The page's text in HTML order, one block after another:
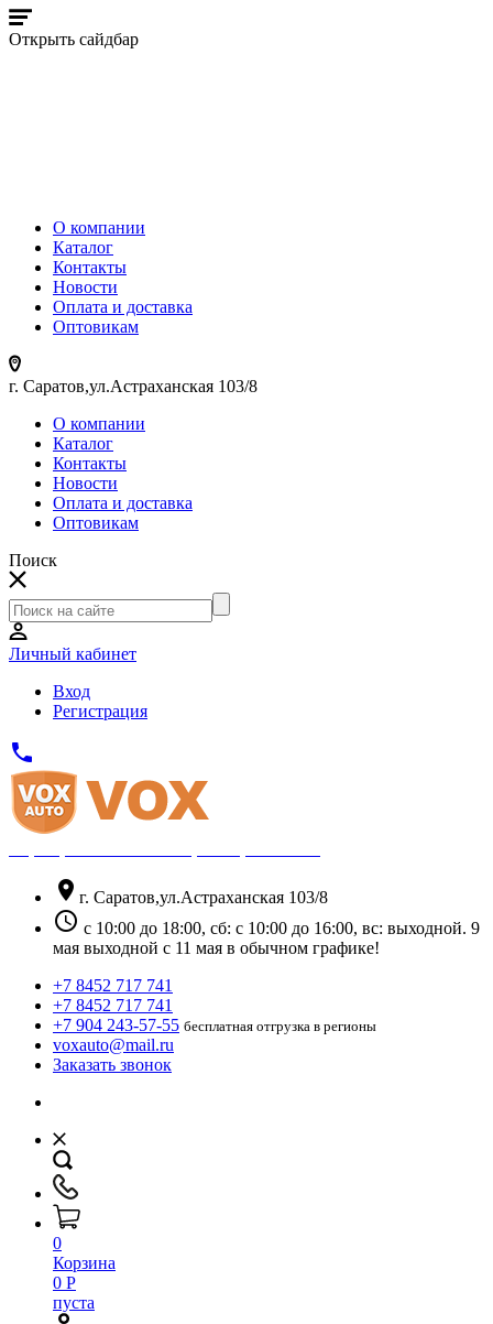
Открыть сайдбар
О компании
Каталог
Контакты
Новости
Оплата и доставка
Оптовикам
г. Саратов,ул.Астраханская 103/8
О компании
Каталог
Контакты
Новости
Оплата и доставка
Оптовикам
Поиск
Личный кабинет
Вход
Регистрация
phone
location_on г. Саратов,ул.Астраханская 103/8
schedule с 10:00 до 18:00, сб: с 10:00 до 16:00, вс: выходной. 9
мая выходной с 11 мая в обычном графике!
+7 8452 717 741
+7 8452 717 741
+7 904 243-57-55 бесплатная отгрузка в регионы
voxauto@mail.ru
Заказать звонок
0
Корзина
0 Р
пуста